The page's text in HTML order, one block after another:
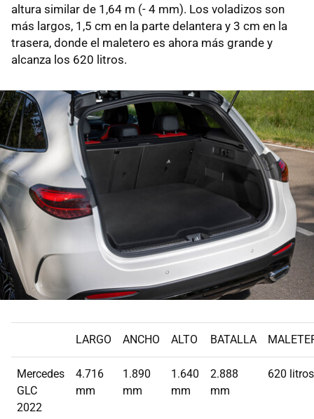
altura similar de 1,64 m (- 4 mm). Los voladizos son
más largos, 1,5 cm en la parte delantera y 3 cm en la
trasera, donde el maletero es ahora más grande y
alcanza los 620 litros.
LARGO ANCHO ALTO BATALLA
Mercedes
GLC
2022
4.716
mm
1.890
mm
1.640
mm
2.888
mm
620 litros